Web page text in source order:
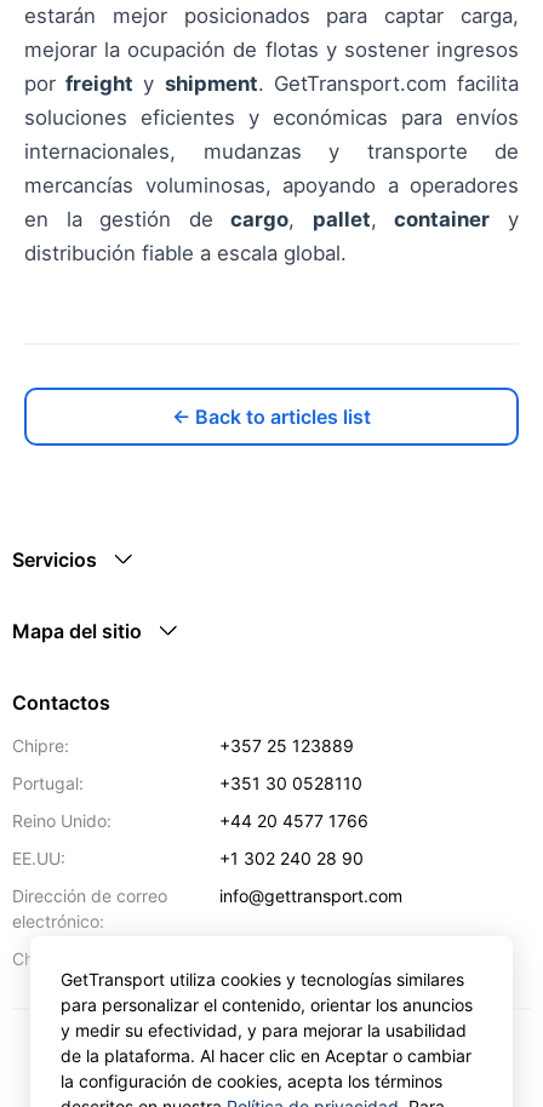
estarán mejor posicionados para captar carga,
mejorar la ocupación de flotas y sostener ingresos
porfreight y shipment. GetTransport.com facilita
soluciones eficientes y económicas para envíos
internacionales, mudanzas y transporte de
mercancías voluminosas, apoyando a operadores
en la gestión decargo, pallet,container y
distribución fiable a escala global.
← Back to articles list
Servicios
Mapa del sitio
Contactos
Chipre:
+357 25 123889
Portugal:
+351 30 0528110
Reino Unido:
+44 20 4577 1766
EE.UU:
+1 302 240 28 90
Dirección de correo
electrónico:
info@gettransport.com
Chipre:
EUR
GetTransport utiliza cookies y tecnologías similares
para personalizar el contenido, orientar los anuncios
y medir su efectividad, y para mejorar la usabilidad
de la plataforma. Al hacer clic en Aceptar o cambiar
la configuración de cookies, acepta los términos